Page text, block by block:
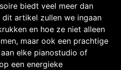
biedt veel meer dan
dit artikel zullen we ingaan
en hoe ze niet alleen
maar ook een prachtige
elke pianostudio of
een energieke